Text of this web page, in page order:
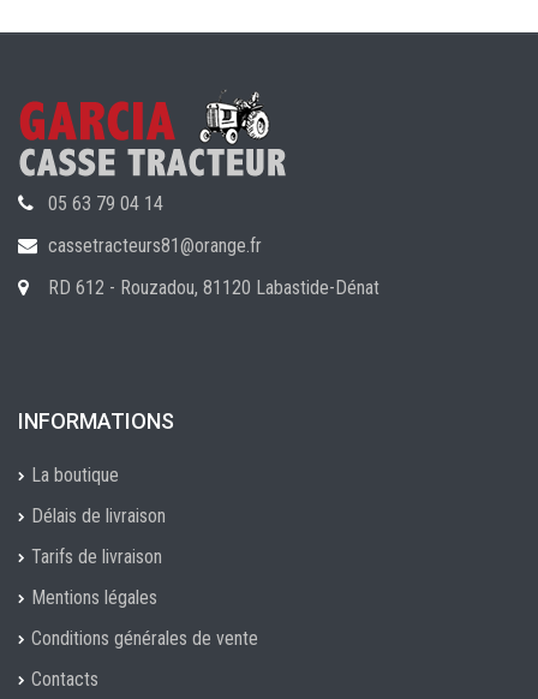
05 63 79 04 14
cassetracteurs81@orange.fr
RD 612 - Rouzadou, 81120 Labastide-Dénat
INFORMATIONS
La boutique
Délais de livraison
Tarifs de livraison
Mentions légales
Conditions générales de vente
Contacts